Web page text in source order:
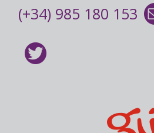
(+34) 985 180 153